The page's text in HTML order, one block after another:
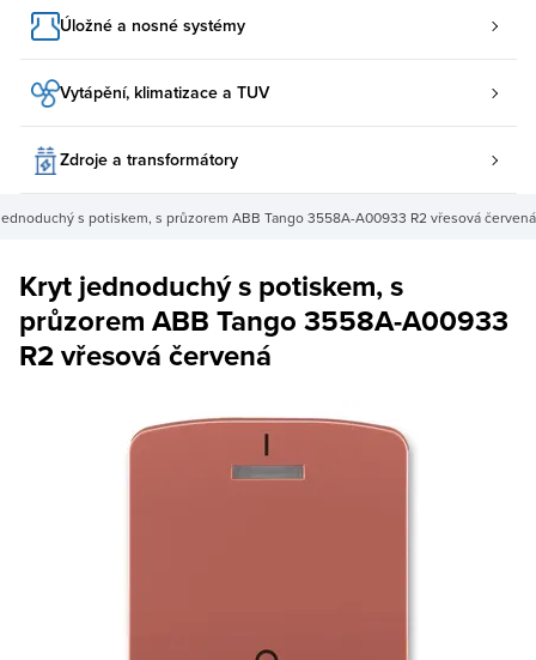
Úložné a nosné systémy
Vytápění, klimatizace a TUV
Zdroje a transformátory
s potiskem, s průzorem ABB Tango 3558A-A00933 R2 vřesová červená
Kryt jednoduchý s potiskem, s
průzorem ABB Tango 3558A-A00933
R2 vřesová červená